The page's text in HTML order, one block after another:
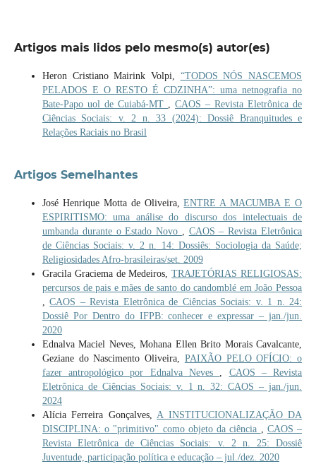
Artigos mais lidos pelo mesmo(s) autor(es)
Heron Cristiano Mairink Volpi, “TODOS NÓS NASCEMOS
PELADOS E O RESTO É CDZINHA”: uma netnografia no
Bate-Papo uol de Cuiabá-MT ,CAOS – Revista Eletrônica de
Ciências Sociais: v. 2 n. 33 (2024): Dossiê Branquitudes e
Relações Raciais no Brasil
Artigos Semelhantes
José Henrique Motta de Oliveira,ENTRE A MACUMBA E O
ESPIRITISMO: uma análise do discurso dos intelectuais de
umbanda durante o Estado Novo , CAOS – Revista Eletrônica
de Ciências Sociais: v. 2 n. 14: Dossiês: Sociologia da Saúde;
Religiosidades Afro-brasileiras/set. 2009
Gracila Graciema de Medeiros,TRAJETÓRIAS RELIGIOSAS:
percursos de pais e mães de santo do candomblé em João Pessoa
,CAOS – Revista Eletrônica de Ciências Sociais: v. 1 n. 24:
Dossiê Por Dentro do IFPB: conhecer e expressar – jan./jun.
2020
Ednalva Maciel Neves, Mohana Ellen Brito Morais Cavalcante,
Geziane do Nascimento Oliveira, PAIXÃO PELO OFÍCIO: o
fazer antropológico por Ednalva Neves , CAOS – Revista
Eletrônica de Ciências Sociais: v. 1 n. 32: CAOS – jan./jun.
2024
Alícia Ferreira Gonçalves,A INSTITUCIONALIZAÇÃO DA
DISCIPLINA: o "primitivo" como objeto da ciência , CAOS –
Revista Eletrônica de Ciências Sociais: v. 2 n. 25: Dossiê
Juventude, participação política e educação – jul./dez. 2020